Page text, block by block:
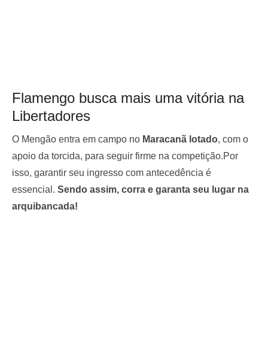
Flamengo busca mais uma vitória na
Libertadores
O Mengão entra em campo no Maracanã lotado, com o
apoio da torcida, para seguir firme na competição.Por
isso, garantir seu ingresso com antecedência é
essencial. Sendo assim, corra e garanta seu lugar na
arquibancada!